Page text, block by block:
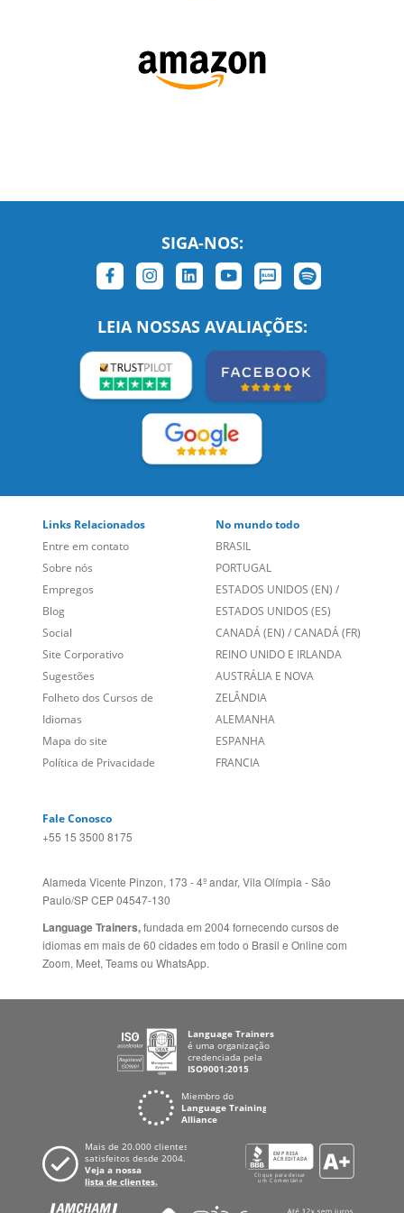
SIGA-NOS:
LEIA NOSSAS AVALIAÇÕES:
Links Relacionados
Entre em contato
Sobre nós
Empregos
Blog
Social
Site Corporativo
Sugestões
Folheto dos Cursos de
Idiomas
Mapa do site
Política de Privacidade
No mundo todo
BRASIL
PORTUGAL
ESTADOS UNIDOS (EN) /
ESTADOS UNIDOS (ES)
CANADÁ (EN) /CANADÁ (FR)
REINO UNIDO E IRLANDA
AUSTRÁLIA E NOVA
ZELÂNDIA
ALEMANHA
ESPANHA
FRANCIA
Fale Conosco
+55 15 3500 8175
Alameda Vicente Pinzon, 173 - 4º andar, Vila Olímpia - São
Paulo/SP CEP 04547-130
Language Trainers,fundada em 2004 fornecendo cursos de
idiomas em mais de 60 cidades em todo o Brasil e Online com
Zoom, Meet, Teams ou WhatsApp.